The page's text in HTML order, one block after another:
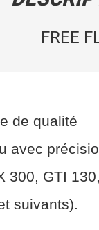
FREE
de qualité
avec
300, GTI 130,
suivants).